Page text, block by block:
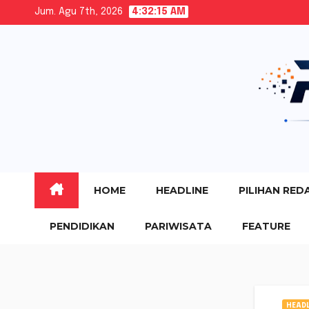
Jum. Agu 7th, 2026 4:32:16 AM
HOME HEADLINE PILIHAN
PENDIDIKAN PARIWISATA FEATURE